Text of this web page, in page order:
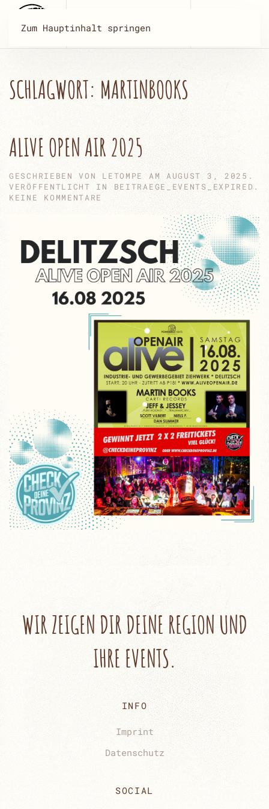
Zum Hauptinhalt springen
SCHLAGWORT: MARTINBOOKS
ALIVE OPEN AIR 2025
GESCHRIEBEN VON LETOMPE AMAUGUST 3, 2025 .
VERÖFFENTLICHT IN BEITRAEGE_EVENTS_EXPIRED .
KEINE KOMMENTARE
ALIVE
2025
WIR ZEIGEN DIRDEINE REGION UND
IHRE EVENTS.
INFO
Imprint
Datenschutz
SOCIAL